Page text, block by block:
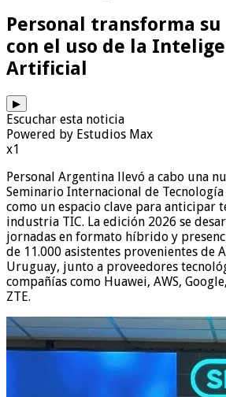
Personal transforma
con el uso de la
Artificial
▶
Escuchar esta noticia
Powered by Estudios Max
x1
Personal Argentina llevó a cabo una
Seminario Internacional de
como un espacio clave para anticipar
industria TIC. La edición 2026 se
jornadas en formato híbrido y
de 11.000 asistentes provenientes de
Uruguay, junto a proveedores
compañías como Huawei, AWS,
ZTE.